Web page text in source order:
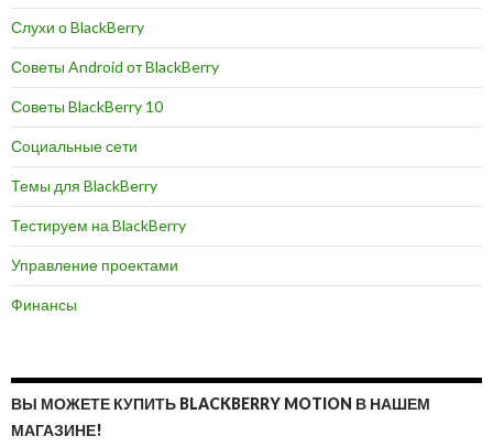
Слухи о BlackBerry
Советы Android от BlackBerry
Советы BlackBerry 10
Социальные сети
Темы для BlackBerry
Тестируем на BlackBerry
Управление проектами
Финансы
ВЫ МОЖЕТЕ КУПИТЬ BLACKBERRY MOTION В НАШЕМ
МАГАЗИНЕ!